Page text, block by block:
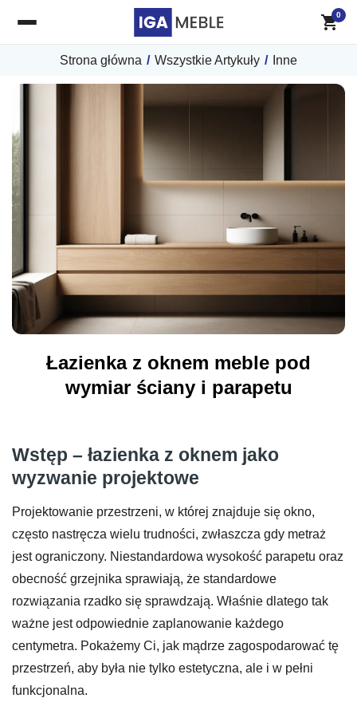
Strona główna / Wszystkie Artykuły / Inne
Łazienka z oknem meble pod
wymiar ściany i parapetu
Wstęp – łazienka z oknem jako
wyzwanie projektowe
Projektowanie przestrzeni, w której znajduje się okno,
często nastręcza wielu trudności, zwłaszcza gdy metraż
jest ograniczony. Niestandardowa wysokość parapetu oraz
obecność grzejnika sprawiają, że standardowe
rozwiązania rzadko się sprawdzają. Właśnie dlatego tak
ważne jest odpowiednie zaplanowanie każdego
centymetra. Pokażemy Ci, jak mądrze zagospodarować tę
przestrzeń, aby była nie tylko estetyczna, ale i w pełni
funkcjonalna.
0